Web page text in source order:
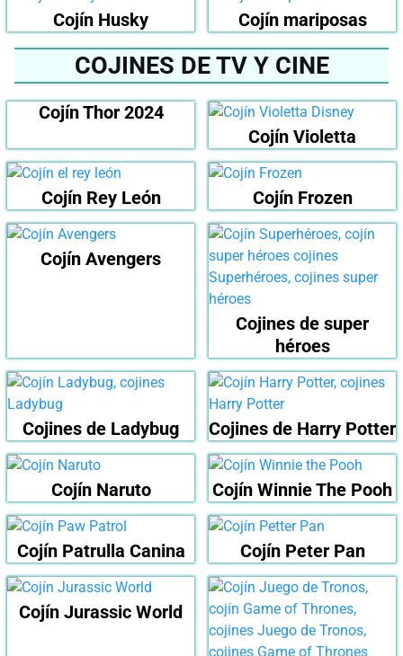
Cojín Husky Cojín mariposas
COJINES DE TV Y CINE
Cojín Thor 2024
Cojín Violetta
Cojín Rey León Cojín Frozen
Cojín Avengers
Cojines de super
héroes
Cojines de Ladybug Cojines de Harry Potter
Cojín Naruto Cojín Winnie The Pooh
Cojín Patrulla Canina Cojín Peter Pan
Cojín Jurassic World